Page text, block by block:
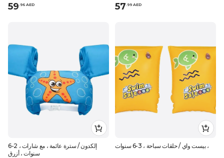
59.96 AED 57.99 AED
إلكدون / سترة عائمة ، مع شارات ، 2-6
سنوات ، أزرق
بيست واي / حلقات سباحة ، 3-6 سنوات ،